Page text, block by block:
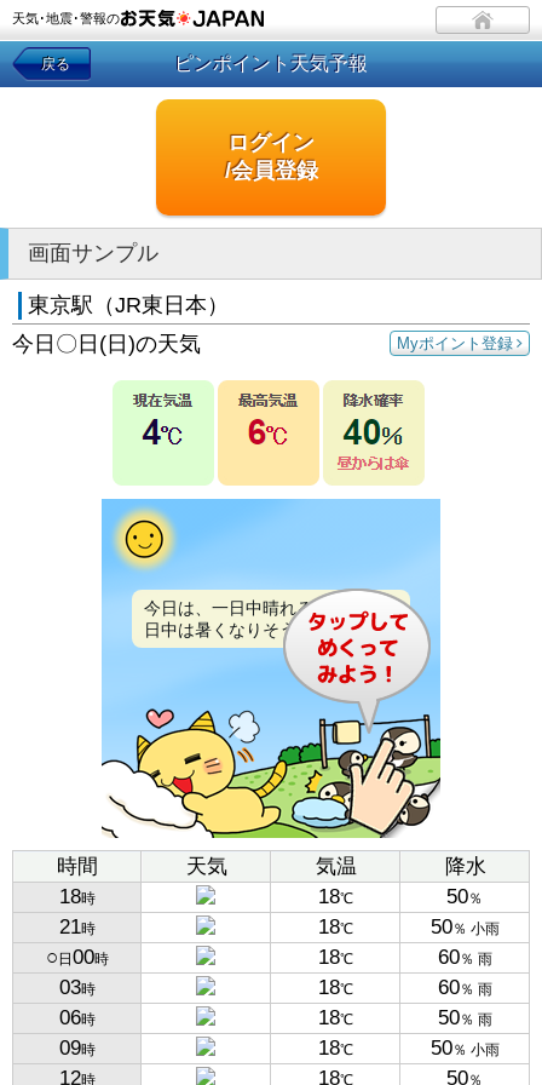
天気･地震･警報の
戻る ピンポイント天気予報
ログイン
/会員登録
画面サンプル
東京駅（JR東日本）
Myポイント登録
今日〇日(日)の天気
今日は、一日中晴れるでしょう。
日中は暑くなりそうです。
時間 天気 気温
降水
18時 18℃ 50％
21時 18℃ 50％ 小雨
○ 日 00時 18℃ 60％ 雨
03時 18℃ 60％ 雨
06時 18℃ 50％ 雨
09時 18℃ 50％ 小雨
12時 18℃ 50％